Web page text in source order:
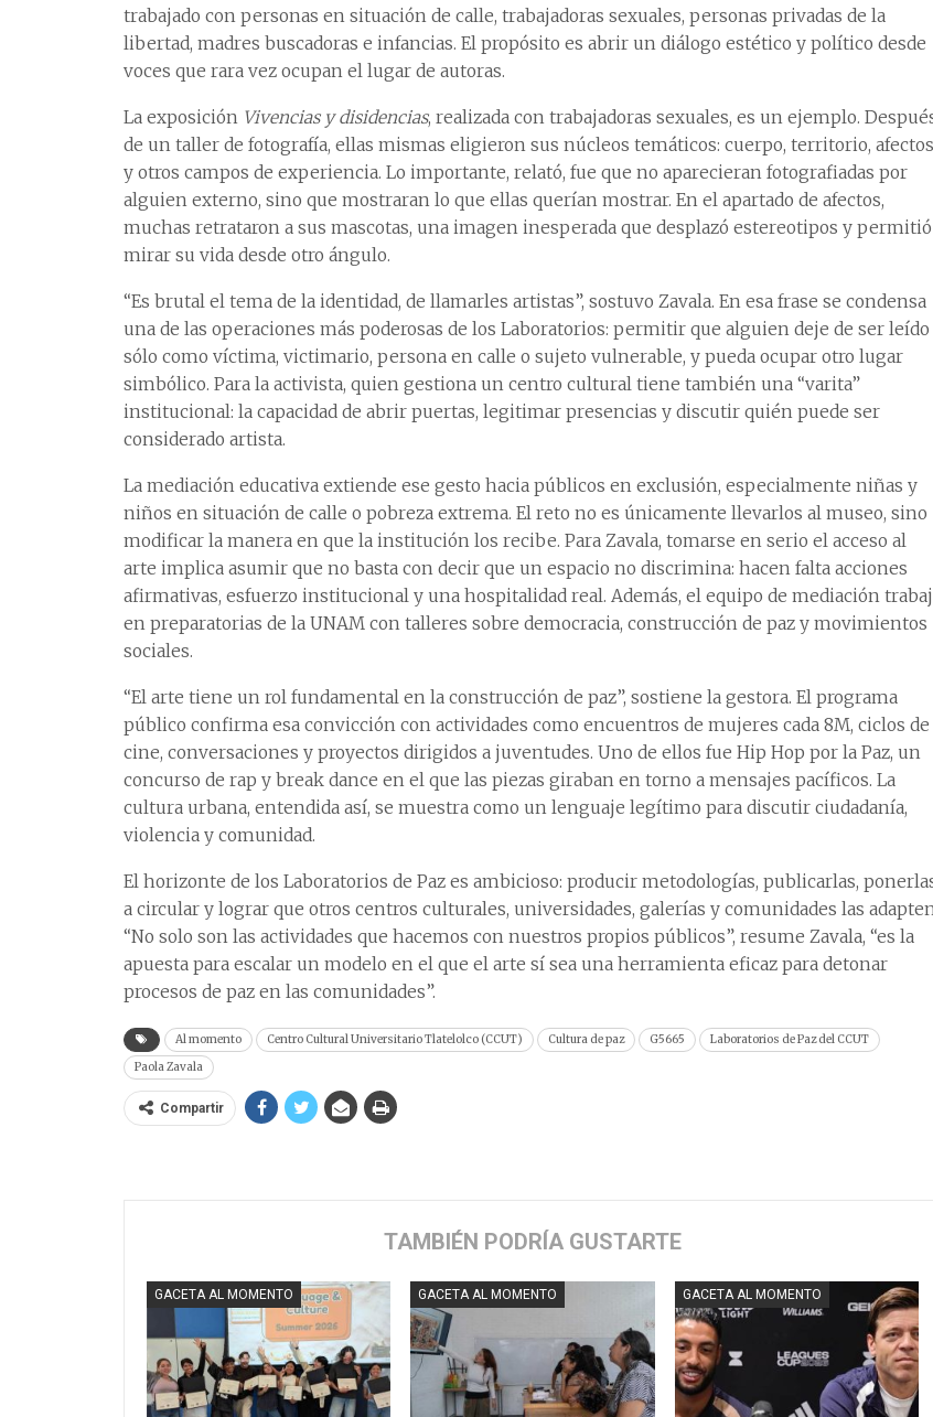
trabajado con personas en situación de calle, trabajadoras sexuales, personas privadas de la
libertad, madres buscadoras e infancias. El propósito es abrir un diálogo estético y político desde
voces que rara vez ocupan el lugar de autoras.
La exposición Vivencias y disidencias, realizada con trabajadoras sexuales, es un ejemplo.
de un taller de fotografía, ellas mismas eligieron sus núcleos temáticos: cuerpo, territorio, afectos
y otros campos de experiencia. Lo importante, relató, fue que no aparecieran fotografiadas por
alguien externo, sino que mostraran lo que ellas querían mostrar. En el apartado de afectos,
muchas retrataron a sus mascotas, una imagen inesperada que desplazó estereotipos y permitió
mirar su vida desde otro ángulo.
“Es brutal el tema de la identidad, de llamarles artistas”, sostuvo Zavala. En esa frase se condensa
una de las operaciones más poderosas de los Laboratorios: permitir que alguien deje de ser leído
sólo como víctima, victimario, persona en calle o sujeto vulnerable, y pueda ocupar otro lugar
simbólico. Para la activista, quien gestiona un centro cultural tiene también una “varita”
institucional: la capacidad de abrir puertas, legitimar presencias y discutir quién puede ser
considerado artista.
La mediación educativa extiende ese gesto hacia públicos en exclusión, especialmente niñas y
niños en situación de calle o pobreza extrema. El reto no es únicamente llevarlos al museo, sino
modificar la manera en que la institución los recibe. Para Zavala, tomarse en serio el acceso al
arte implica asumir que no basta con decir que un espacio no discrimina: hacen falta acciones
afirmativas, esfuerzo institucional y una hospitalidad real. Además, el equipo de mediación
en preparatorias de la UNAM con talleres sobre democracia, construcción de paz y movimientos
sociales.
“El arte tiene un rol fundamental en la construcción de paz”, sostiene la gestora. El programa
público confirma esa convicción con actividades como encuentros de mujeres cada 8M, ciclos de
cine, conversaciones y proyectos dirigidos a juventudes. Uno de ellos fue Hip Hop por la Paz, un
concurso de rap y break dance en el que las piezas giraban en torno a mensajes pacíficos. La
cultura urbana, entendida así, se muestra como un lenguaje legítimo para discutir ciudadanía,
violencia y comunidad.
El horizonte de los Laboratorios de Paz es ambicioso: producir metodologías, publicarlas,
a circular y lograr que otros centros culturales, universidades, galerías y comunidades las
“No solo son las actividades que hacemos con nuestros propios públicos”, resume Zavala, “es la
apuesta para escalar un modelo en el que el arte sí sea una herramienta eficaz para detonar
procesos de paz en las comunidades”.
Al momento Centro Cultural Universitario Tlatelolco (CCUT) Cultura de paz G5665
Laboratorios de Paz del CCUT
Paola Zavala
Compartir
TAMBIÉN PODRÍA GUSTARTE
GACETA AL MOMENTO GACETA AL MOMENTO GACETA AL MOMENTO